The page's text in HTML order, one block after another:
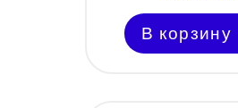
В корзину